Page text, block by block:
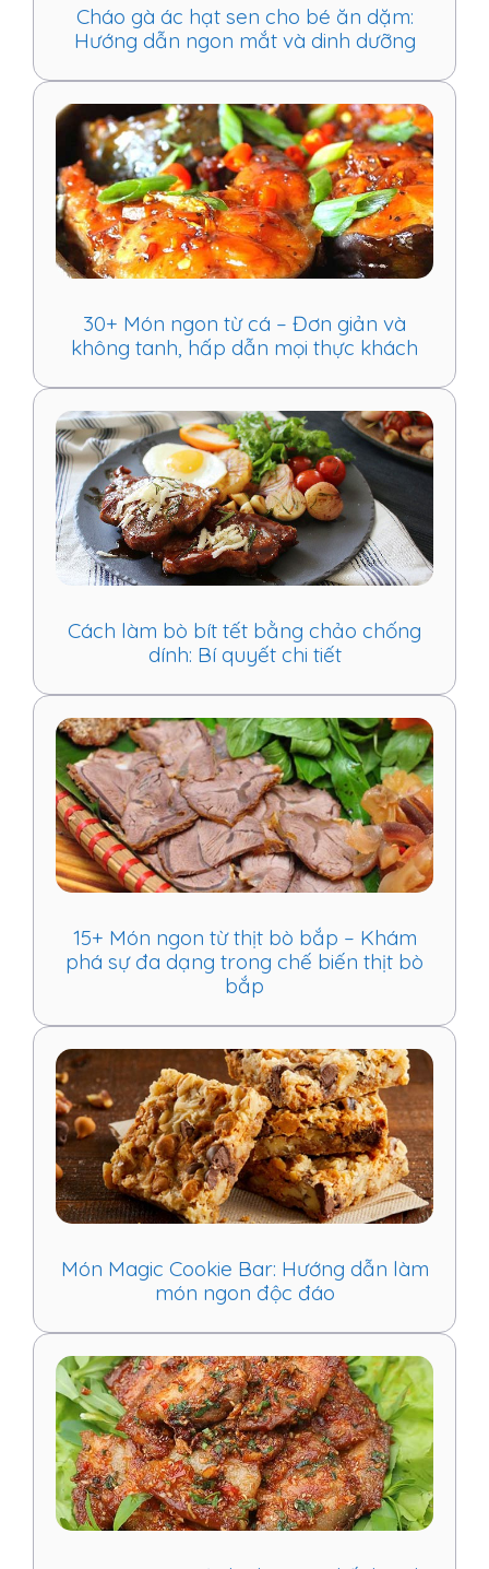
Cháo gà ác hạt sen cho bé ăn dặm:
Hướng dẫn ngon mắt và dinh dưỡng
30+ Món ngon từ cá – Đơn giản và
không tanh, hấp dẫn mọi thực khách
Cách làm bò bít tết bằng chảo chống
dính: Bí quyết chi tiết
15+ Món ngon từ thịt bò bắp – Khám
phá sự đa dạng trong chế biến thịt bò
bắp
Món Magic Cookie Bar: Hướng dẫn làm
món ngon độc đáo